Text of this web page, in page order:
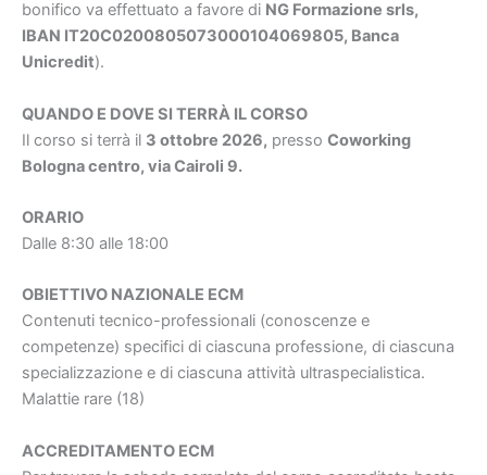
bonifico va effettuato a favore di NG Formazione srls,
IBAN IT20C0200805073000104069805, Banca
Unicredit).
QUANDO E DOVE SI TERRÀ IL CORSO
Il corso si terrà il 3 ottobre 2026, presso Coworking
Bologna centro, via Cairoli 9.
ORARIO
Dalle 8:30 alle 18:00
OBIETTIVO NAZIONALE ECM
Contenuti tecnico-professionali (conoscenze e
competenze) specifici di ciascuna professione, di ciascuna
specializzazione e di ciascuna attività ultraspecialistica.
Malattie rare (18)
ACCREDITAMENTO ECM